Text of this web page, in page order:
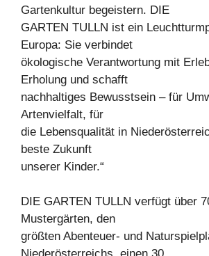
Gartenkultur begeistern. DIE
GARTEN TULLN ist ein
Europa: Sie verbindet
ökologische Verantwortung mit
Erholung und schafft
nachhaltiges Bewusstsein – für
Artenvielfalt, für
die Lebensqualität in
beste Zukunft
unserer Kinder.“
DIE GARTEN TULLN verfügt über
Mustergärten, den
größten Abenteuer- und